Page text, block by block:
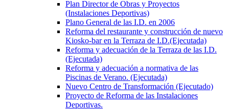
Plan Director de Obras y Proyectos
(Instalaciones Deportivas)
Plano General de las I.D. en 2006
Reforma del restaurante y construcción de nuevo
Kiosko-bar en la Terraza de I.D.(Ejecutada)
Reforma y adecuación de la Terraza de las I.D.
(Ejecutada)
Reforma y adecuación a normativa de las
Piscinas de Verano. (Ejecutada)
Nuevo Centro de Transformación (Ejecutado)
Proyecto de Reforma de las Instalaciones
Deportivas.